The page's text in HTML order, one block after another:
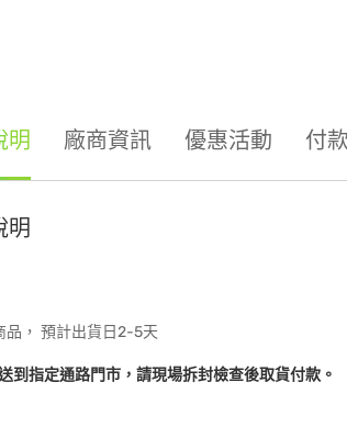
明 廠商資訊 優惠活動 付
明
品， 預計出貨日2-5天
到指定通路門市，請現場拆封檢查後取貨付款。